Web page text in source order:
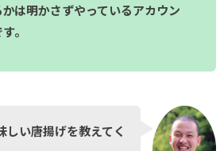
かは明かさずやっているアカウン
。
しい唐揚げを教えてく